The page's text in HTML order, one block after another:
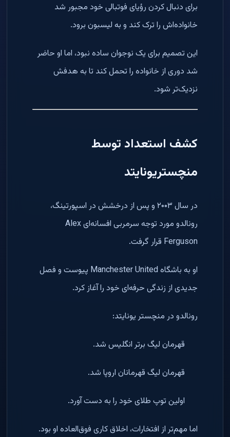
برای دنبال کردن رؤیای فوتبالی خود مجبور شد
خانواده‌اش را ترک کند و به لیسبون برود.
این تصمیم برای یک نوجوان ساده نبود، اما او حاضر
شد دوری از خانواده را تحمل کند تا به هدفش
نزدیک‌تر شود.
کشف استعداد توسط
منچستریونایتد
در سال ۲۰۰۳ و پس از درخشش در اسپورتینگ،
رونالدو مورد توجه سرمربی افسانه‌ای Alex
Ferguson قرار گرفت.
او به باشگاه Manchester United پیوست و فصل
جدیدی از زندگی حرفه‌ای خود را آغاز کرد.
رونالدو در منچستر یونایتد:
قهرمان لیگ برتر انگلیس شد.
قهرمان لیگ قهرمانان اروپا شد.
اولین توپ طلای خود را به دست آورد.
اما مهم‌تر از افتخارات، اخلاق کاری فوق‌العاده او بود.